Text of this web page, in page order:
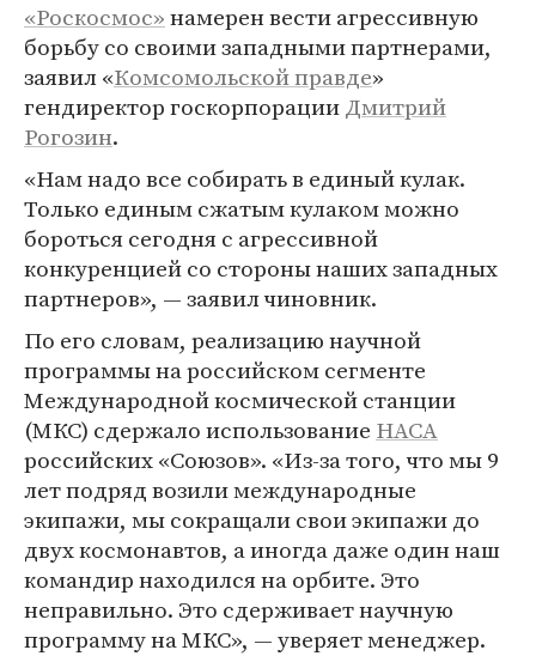
«Роскосмос»намерен вести агрессивную
борьбу со своими западными партнерами,
заявил «Комсомольской правде»
гендиректор госкорпорацииДмитрий
Рогозин.
«Нам надо все собирать в единый кулак.
Только единым сжатым кулаком можно
бороться сегодня с агрессивной
конкуренцией со стороны наших западных
партнеров», — заявил чиновник.
По его словам, реализацию научной
программы на российском сегменте
Международной космической станции
(МКС) сдержало использование НАСА
российских «Союзов». «Из-за того, что мы 9
лет подряд возили международные
экипажи, мы сокращали свои экипажи до
двух космонавтов, а иногда даже один наш
командир находился на орбите. Это
неправильно. Это сдерживает научную
программу на МКС», — уверяет менеджер.